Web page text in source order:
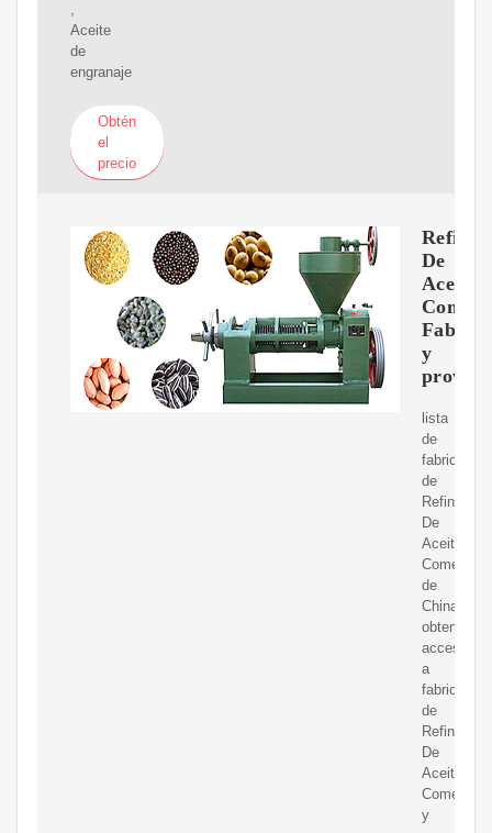
,
Aceite
de
engranaje
Obtén
el
precio
De
Aceite
y
lista
de
fabricantes
de
Refinación
De
Aceite
Comestible
de
China,
obtener
acceso
a
fabricantes
de
Refinación
De
Aceite
Comestible
y